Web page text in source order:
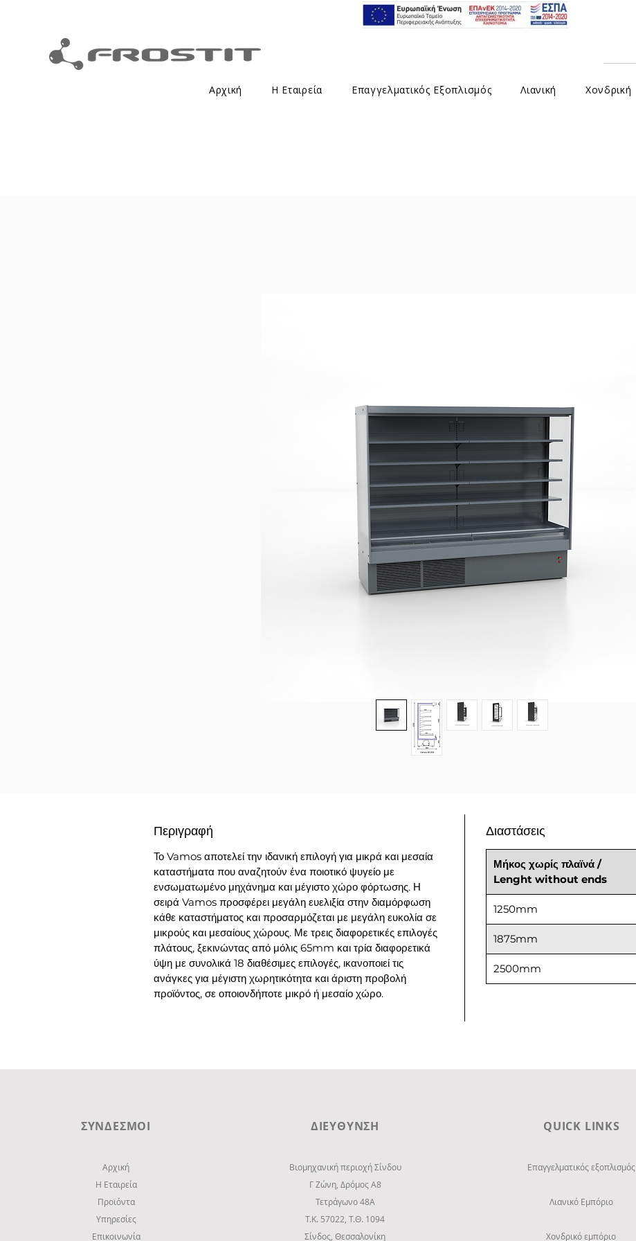
Αρχική Η Εταιρεία Επαγγελματικός Εξοπλισμός Λιανική Χονδρική
Περιγραφή
Το Vamos αποτελεί την ιδανική επιλογή για μικρά και μεσαία
καταστήματα που αναζητούν ένα ποιοτικό ψυγείο με
ενσωματωμένο μηχάνημα και μέγιστο χώρο φόρτωσης. Η
σειρά Vamos προσφέρει μεγάλη ευελιξία στην διαμόρφωση
κάθε καταστήματος και προσαρμόζεται με μεγάλη ευκολία σε
μικρούς και μεσαίους χώρους. Με τρεις διαφορετικές επιλογές
πλάτους, ξεκινώντας από μόλις 65mm και τρία διαφορετικά
ύψη με συνολικά 18 διαθέσιμες επιλογές, ικανοποιεί τις
ανάγκες για μέγιστη χωρητικότητα και άριστη προβολή
προϊόντος, σε οποιονδήποτε μικρό ή μεσαίο χώρο.
Διαστάσεις
Μήκος χωρίς πλαϊνά /
Lenght without ends
1250mm
1875mm
2500mm
ΣΥΝΔΕΣΜΟΙ
Αρχική
Η Εταιρεία
Προϊόντα
Υπηρεσίες
Επικοινωνία
ΔΙΕΥΘΥΝΣΗ
Βιομηχανική περιοχή Σίνδου
Γ Ζώνη, Δρόμος Α8
Τετράγωνο 48Α
Τ.Κ. 57022, Τ.Θ. 1094
Σίνδος, Θεσσαλονίκη
QUICK LINKS
Επαγγελματικός εξοπλισμός
Λιανικό Εμπόριο
Χονδρικό εμπόριο